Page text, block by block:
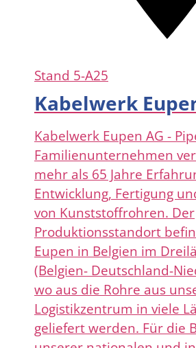
Stand 5-A25
Kabelwerk
Kabelwerk Eupen AG -
Familienunternehmen
mehr als 65 Jahre
Entwicklung, Fertigung
von Kunststoffrohren. Der
Produktionsstandort
Eupen in Belgien im
(Belgien- Deutschland-
wo aus die Rohre aus
Logistikzentrum in viele
geliefert werden. Für die